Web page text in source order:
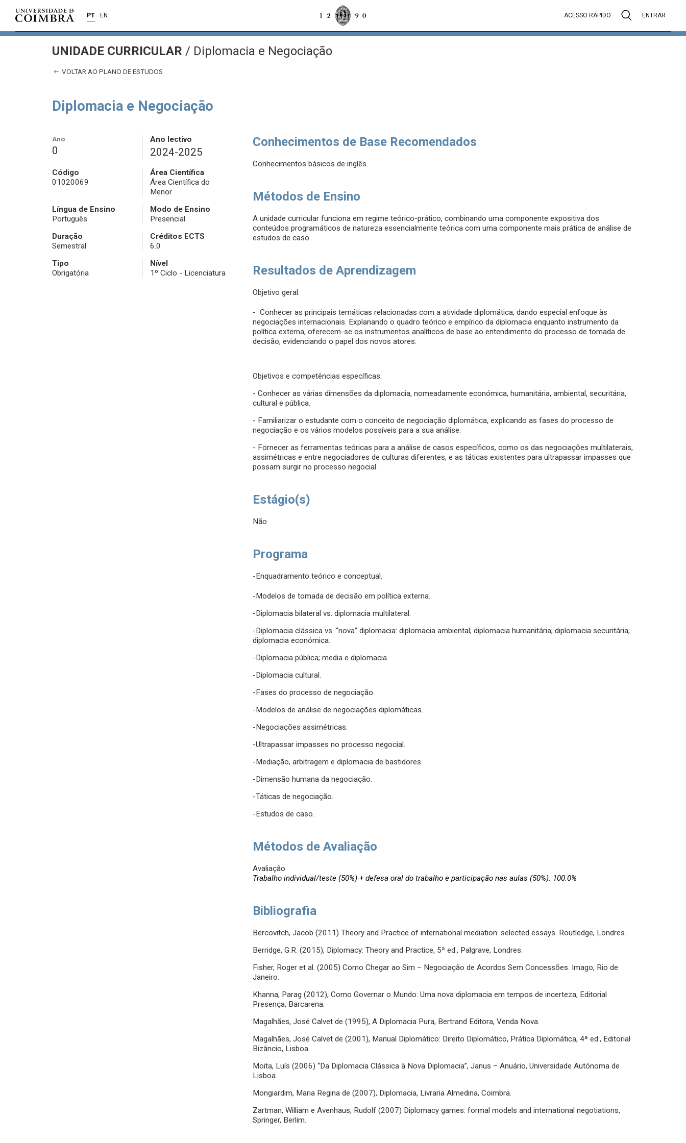
PT EN ACESSO RÁPIDO ENTRAR
UNIDADE CURRICULAR / Diplomacia e Negociação
VOLTAR AO PLANO DE ESTUDOS
Diplomacia e Negociação
Ano
0
Ano lectivo
2024-2025
Código
01020069
Área Científica
Área Científica do
Menor
Língua de Ensino
Português
Modo de Ensino
Presencial
Duração
Semestral
Créditos ECTS
6.0
Tipo
Obrigatória
Nível
1º Ciclo - Licenciatura
Conhecimentos de Base Recomendados
Conhecimentos básicos de inglês.
Métodos de Ensino
A unidade curricular funciona em regime teórico-prático, combinando uma componente expositiva dos
conteúdos programáticos de natureza essencialmente teórica com uma componente mais prática de análise de
estudos de caso.
Resultados de Aprendizagem
Objetivo geral:
- Conhecer as principais temáticas relacionadas com a atividade diplomática, dando especial enfoque às
negociações internacionais. Explanando o quadro teórico e empírico da diplomacia enquanto instrumento da
política externa, oferecem-se os instrumentos analíticos de base ao entendimento do processo de tomada de
decisão, evidenciando o papel dos novos atores.
Objetivos e competências específicas:
- Conhecer as várias dimensões da diplomacia, nomeadamente económica, humanitária, ambiental, securitária,
cultural e pública.
- Familiarizar o estudante com o conceito de negociação diplomática, explicando as fases do processo de
negociação e os vários modelos possíveis para a sua análise.
- Fornecer as ferramentas teóricas para a análise de casos específicos, como os das negociações multilaterais,
assimétricas e entre negociadores de culturas diferentes, e as táticas existentes para ultrapassar impasses que
possam surgir no processo negocial.
Estágio(s)
Não
Programa
-Enquadramento teórico e conceptual.
-Modelos de tomada de decisão em política externa.
-Diplomacia bilateral vs. diplomacia multilateral.
-Diplomacia clássica vs. “nova” diplomacia: diplomacia ambiental; diplomacia humanitária; diplomacia securitária;
diplomacia económica.
-Diplomacia pública; media e diplomacia.
-Diplomacia cultural.
-Fases do processo de negociação.
-Modelos de análise de negociações diplomáticas.
-Negociações assimétricas.
-Ultrapassar impasses no processo negocial.
-Mediação, arbitragem e diplomacia de bastidores.
-Dimensão humana da negociação.
-Táticas de negociação.
-Estudos de caso.
Métodos de Avaliação
Avaliação
Trabalho individual/teste (50%) + defesa oral do trabalho e participação nas aulas (50%): 100.0%
Bibliografia
Bercovitch, Jacob (2011) Theory and Practice of international mediation: selected essays. Routledge, Londres.
Berridge, G.R. (2015), Diplomacy: Theory and Practice, 5ª ed., Palgrave, Londres.
Fisher, Roger et al. (2005) Como Chegar ao Sim – Negociação de Acordos Sem Concessões. Imago, Rio de
Janeiro.
Khanna, Parag (2012), Como Governar o Mundo: Uma nova diplomacia em tempos de incerteza, Editorial
Presença, Barcarena.
Magalhães, José Calvet de (1995), A Diplomacia Pura, Bertrand Editora, Venda Nova.
Magalhães, José Calvet de (2001), Manual Diplomático: Direito Diplomático, Prática Diplomática, 4ª ed., Editorial
Bizâncio, Lisboa.
Moita, Luís (2006) “Da Diplomacia Clássica à Nova Diplomacia”, Janus – Anuário, Universidade Autónoma de
Lisboa.
Mongiardim, Maria Regina de (2007), Diplomacia, Livraria Almedina, Coimbra.
Zartman, William e Avenhaus, Rudolf (2007) Diplomacy games: formal models and international negotiations,
Springer, Berlim.